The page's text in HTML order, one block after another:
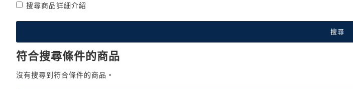
搜尋商品詳細介紹
搜尋
符合搜尋條件的商品
沒有搜尋到符合條件的商品。